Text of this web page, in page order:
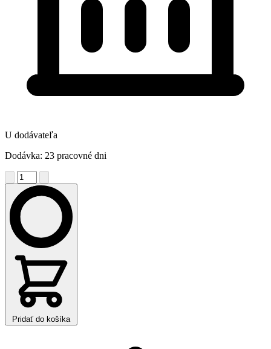
U dodávateľa
Dodávka: 23 pracovné dni
Pridať do košíka